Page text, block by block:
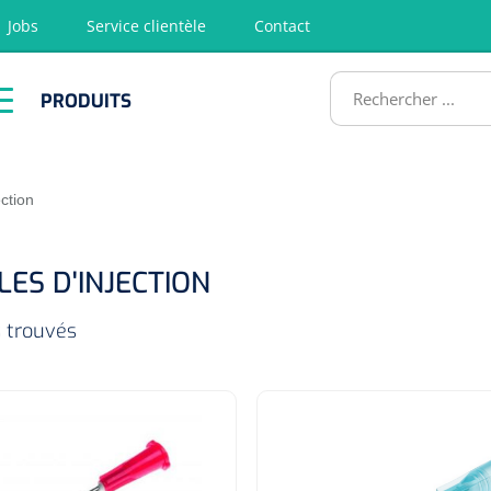
Jobs Service clientèle Contact
PRODUITS
D'INJECTION
trouvés